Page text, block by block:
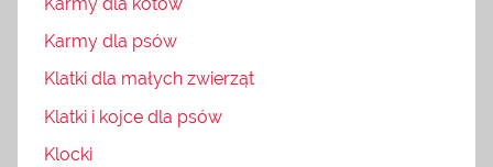
Karmy dla psów
Klatki dla małych zwierząt
Klatki i kojce dla psów
Klocki